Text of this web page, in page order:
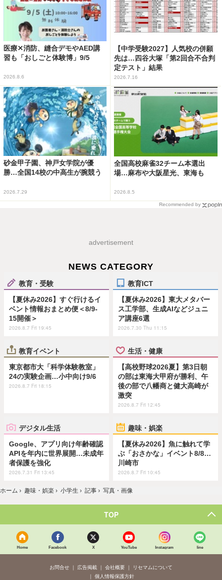
医療✕消防、縫合デモやAED講
習も「おしごと体験博」9/5
2026.8.6
【中学受験2027】人気校の併願
先は…四谷大塚「第2回合不合判
定テスト」結果
2026.7.16
砂金甲子園、神戸女学院が優
勝…全国14校の中高生が腕競う
2026.7.29
全国高校麻雀32チーム本選出
場…麻布や大阪星光、東海も
2026.8.5
Recommended by
advertisement
NEWS CATEGORY
教育・受験
【夏休み2026】すぐ行けるイ
ベント情報おまとめ便＜8/9-
15開催＞
2026.8.7 Fri 19:45
教育ICT
【夏休み2026】東大メタバー
ス工学部、生成AIなどジュニ
ア講座6選
2026.7.30 Thu 11:15
教育イベント
東京都市大「科学体験教室」
24の実験企画…小中向け9/6
2026.8.7 Fri 18:15
生活・健康
【高校野球2026夏】第3日朝
の部は東海大甲府が勝利、午
後の部で八幡商と健大高崎が
激突
2026.8.7 Fri 12:45
デジタル生活
Google、アプリ向け年齢確認
APIを年内に世界展開…未成年
者保護を強化
2026.7.31 Fri 13:45
趣味・娯楽
【夏休み2026】魚に触れて学
ぶ「おさかな」イベント8/8…
川崎市
2026.8.7 Fri 10:45
ホーム › 趣味・娯楽 › 小学生 › 記事 › 写真・画像
TOP
Home Facebook X YouTube Instagram line
お問合せ 広告掲載 会社概要
リセマムについて
個人情報保護方針